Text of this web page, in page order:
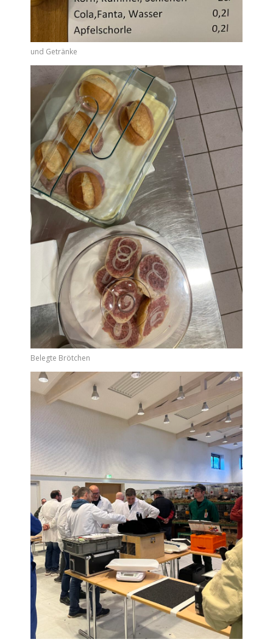
und Getränke
Belegte Brötchen